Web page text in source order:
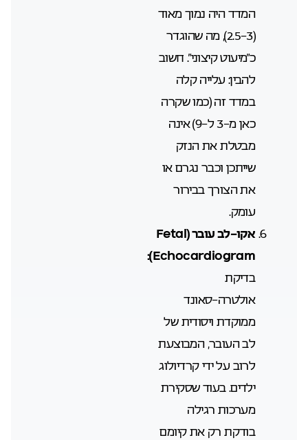
המדד היה נמוך מאוד
(2.5-3), מה שהוגדר
כ”מיעוט קיצוני”. חשוב
להבין: עלייה קלה
במדד זה (כמו שקרה
כאן מ-3 ל-9) אינה
מבטלת את הנזק
שייתכן וכבר נגרם או
את הצורך בבירור
עומק.
אקו-לב עובר (Fetal
Echocardiogram):
בדיקת
אולטרה-סאונד
ממוקדת ויסודית של
לב העובר, המבוצעת
לרוב על ידי קרדיולוג
ילדים. בעוד שסקירת
מערכות רגילה
בודקת רק את קיומם